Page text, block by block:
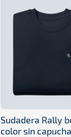
Sudadera Rally
color sin capucha